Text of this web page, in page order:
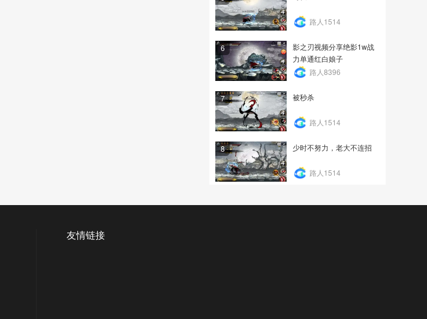
路人1514
6
影之刃视频分享绝影1w战
力单通红白娘子
路人8396
7 被秒杀
路人1514
8 少时不努力，老大不连招
路人1514
友情链接